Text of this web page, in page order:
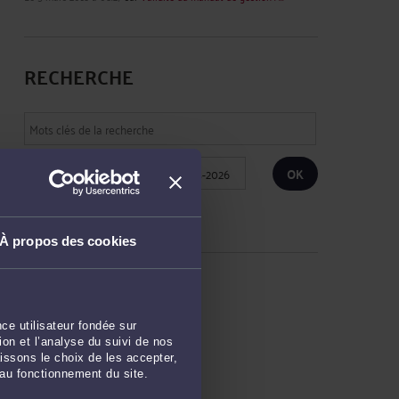
À propos des cookies
utilisateur fondée sur
et l’analyse du suivi de nos
le choix de les accepter,
fonctionnement du site.
RECHERCHE
Publié du
Décembre 2023
Septembre 2021